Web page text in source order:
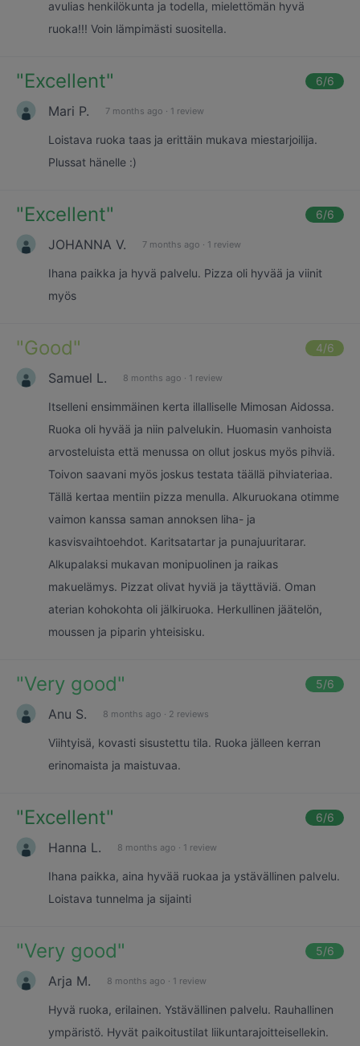
avulias henkilökunta ja todella, mielettömän hyvä
ruoka!!! Voin lämpimästi suositella.
"Excellent" 6/6
Mari P. 7 months ago · 1 review
Loistava ruoka taas ja erittäin mukava miestarjoilija.
Plussat hänelle :)
"Excellent" 6/6
JOHANNA V. 7 months ago · 1 review
Ihana paikka ja hyvä palvelu. Pizza oli hyvää ja viinit
myös
"Good" 4/6
Samuel L. 8 months ago · 1 review
Itselleni ensimmäinen kerta illalliselle Mimosan Aidossa.
Ruoka oli hyvää ja niin palvelukin. Huomasin vanhoista
arvosteluista että menussa on ollut joskus myös pihviä.
Toivon saavani myös joskus testata täällä pihviateriaa.
Tällä kertaa mentiin pizza menulla. Alkuruokana otimme
vaimon kanssa saman annoksen liha- ja
kasvisvaihtoehdot. Karitsatartar ja punajuuritarar.
Alkupalaksi mukavan monipuolinen ja raikas
makuelämys. Pizzat olivat hyviä ja täyttäviä. Oman
aterian kohokohta oli jälkiruoka. Herkullinen jäätelön,
moussen ja piparin yhteisisku.
"Very good" 5/6
Anu S. 8 months ago · 2 reviews
Viihtyisä, kovasti sisustettu tila. Ruoka jälleen kerran
erinomaista ja maistuvaa.
"Excellent" 6/6
Hanna L. 8 months ago · 1 review
Ihana paikka, aina hyvää ruokaa ja ystävällinen palvelu.
Loistava tunnelma ja sijainti
"Very good" 5/6
Arja M. 8 months ago · 1 review
Hyvä ruoka, erilainen. Ystävällinen palvelu. Rauhallinen
ympäristö. Hyvät paikoitustilat liikuntarajoitteisellekin.